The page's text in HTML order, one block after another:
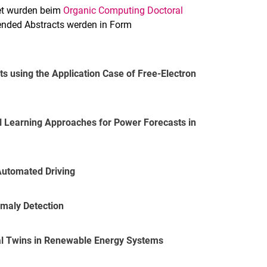
wurden beim Organic Computing Doctoral
Abstracts werden in Form
using the Application Case of Free-Electron
Approaches for Power Forecasts in
Driving
Detection
in Renewable Energy Systems